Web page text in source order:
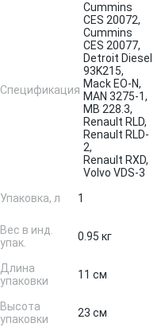
Спецификация
Cummins
CES 20072,
Cummins
CES 20077,
Detroit Diesel
93K215,
Mack EO-N,
MAN 3275-1,
MB 228.3,
Renault RLD,
Renault RLD-
2,
Renault RXD,
Volvo VDS-3
Упаковка, л
1
Вес в инд.
упак.
0.95 кг
Длина
упаковки
11 см
Высота
упаковки
23 см